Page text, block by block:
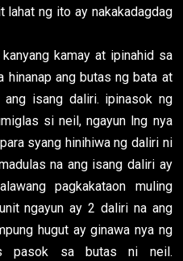
lahat ng ito ay nakakadagdag
kamay at ipinahid sa
hinanap ang butas ng bata at
isang daliri. ipinasok ng
si neil, ngayun lng nya
syang hinihiwa ng daliri ni
na ang isang daliri ay
pagkakataon muling
ngayun ay 2 daliri na ang
hugut ay ginawa nya ng
pasok sa butas ni neil.